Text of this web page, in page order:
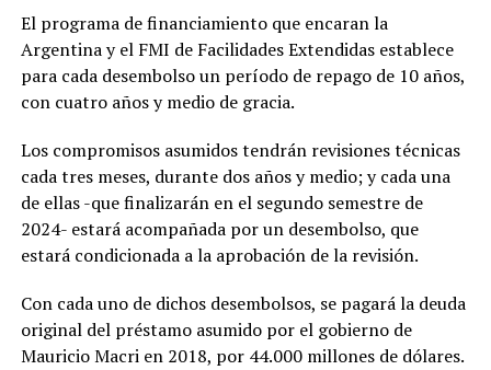
El programa de financiamiento que encaran la
Argentina y el FMI de Facilidades Extendidas establece
para cada desembolso un período de repago de 10 años,
con cuatro años y medio de gracia.
Los compromisos asumidos tendrán revisiones técnicas
cada tres meses, durante dos años y medio; y cada una
de ellas -que finalizarán en el segundo semestre de
2024- estará acompañada por un desembolso, que
estará condicionada a la aprobación de la revisión.
Con cada uno de dichos desembolsos, se pagará la deuda
original del préstamo asumido por el gobierno de
Mauricio Macri en 2018, por 44.000 millones de dólares.